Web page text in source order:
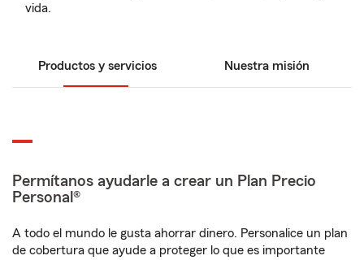
vida.
Productos y servicios Nuestra misión
Permítanos ayudarle a crear un Plan Precio
Personal®
A todo el mundo le gusta ahorrar dinero. Personalice un plan
de cobertura que ayude a proteger lo que es importante